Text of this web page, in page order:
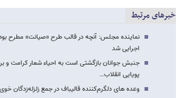
خبرهای مرتبط
نماینده مجلس: آنچه در قالب طرح «صیانت» مطرح
اجرایی شد
پویایی انقلاب…
وعده های دلگرم‌کننده قالیباف در جمع زلزله‌زدگان خوی